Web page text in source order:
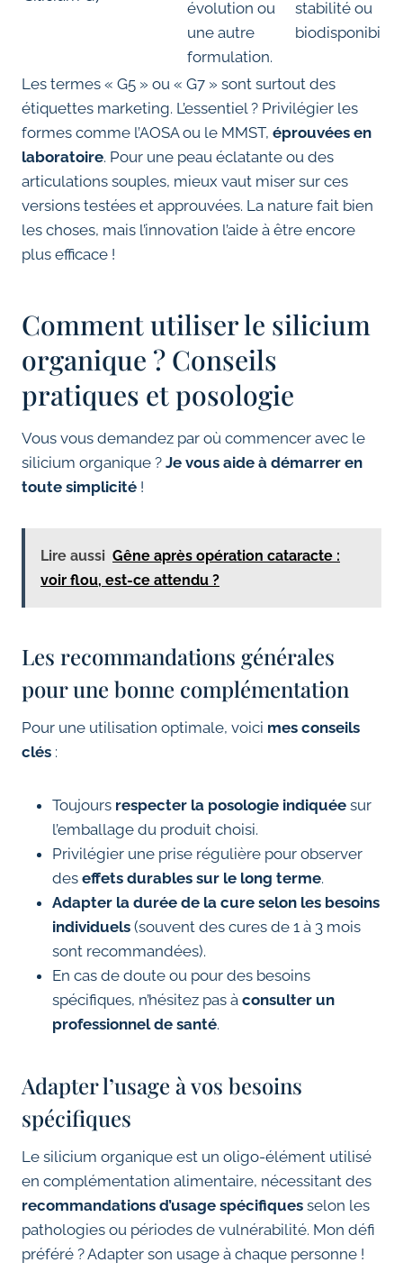
évolution ou
une autre
formulation.
stabilité ou
Les termes « G5 » ou « G7 » sont surtout des
étiquettes marketing. L’essentiel ? Privilégier les
formes comme l’AOSA ou le MMST, éprouvées en
laboratoire. Pour une peau éclatante ou des
articulations souples, mieux vaut miser sur ces
versions testées et approuvées. La nature fait bien
les choses, mais l’innovation l’aide à être encore
plus efficace !
Comment utiliser le silicium
organique ? Conseils
pratiques et posologie
Vous vous demandez par où commencer avec le
silicium organique ? Je vous aide à démarrer en
toute simplicité !
Lire aussi Gêne après opération cataracte :
voir flou, est-ce attendu ?
Les recommandations générales
pour une bonne complémentation
Pour une utilisation optimale, voici mes conseils
clés :
Toujours respecter la posologie indiquée sur
l’emballage du produit choisi.
Privilégier une prise régulière pour observer
des effets durables sur le long terme.
Adapter la durée de la cure selon les besoins
individuels (souvent des cures de 1 à 3 mois
sont recommandées).
En cas de doute ou pour des besoins
spécifiques, n’hésitez pas à consulter un
professionnel de santé.
Adapter l’usage à vos besoins
spécifiques
Le silicium organique est un oligo-élément utilisé
en complémentation alimentaire, nécessitant des
recommandations d’usage spécifiques selon les
pathologies ou périodes de vulnérabilité. Mon défi
préféré ? Adapter son usage à chaque personne !